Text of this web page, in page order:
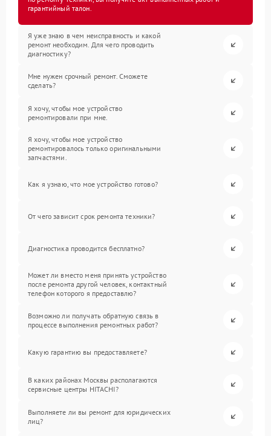
гарантийный талон.
Я уже знаю в чем неисправность и какой
ремонт необходим. Для чего проводить
диагностику?
Мне нужен срочный ремонт. Сможете
сделать?
Я хочу, чтобы мое устройство
ремонтировали при мне.
Я хочу, чтобы мое устройство
ремонтировалось только оригинальными
запчастями.
Как я узнаю, что мое устройство готово?
От чего зависит срок ремонта техники?
Диагностика проводится бесплатно?
Может ли вместо меня принять устройство
после ремонта другой человек, контактный
телефон которого я предоставлю?
Возможно ли получать обратную связь в
процессе выполнения ремонтных работ?
Какую гарантию вы предоставляете?
В каких районах Москвы располагаются
сервисные центры HITACHI?
Выполняете ли вы ремонт для юридических
лиц?